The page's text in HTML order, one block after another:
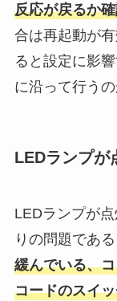
反応が戻るか
合は再起動が
ると設定に影
に沿って行うの
LEDランプが
LEDランプが
りの問題であ
緩んでいる、
コードのスイ